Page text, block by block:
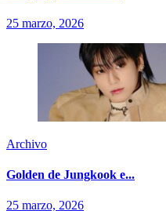
25 marzo, 2026
Archivo
Golden de Jungkook e...
25 marzo, 2026